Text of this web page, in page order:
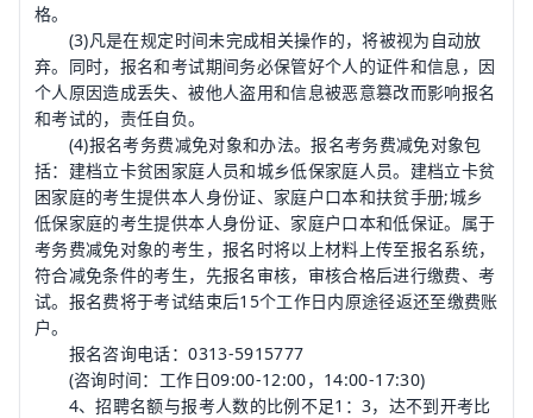
格。
(3)凡是在规定时间未完成相关操作的，将被视为自动放
弃。同时，报名和考试期间务必保管好个人的证件和信息，因
个人原因造成丢失、被他人盗用和信息被恶意篡改而影响报名
和考试的，责任自负。
(4)报名考务费减免对象和办法。报名考务费减免对象包
括：建档立卡贫困家庭人员和城乡低保家庭人员。建档立卡贫
困家庭的考生提供本人身份证、家庭户口本和扶贫手册;城乡
低保家庭的考生提供本人身份证、家庭户口本和低保证。属于
考务费减免对象的考生，报名时将以上材料上传至报名系统，
符合减免条件的考生，先报名审核，审核合格后进行缴费、考
试。报名费将于考试结束后15个工作日内原途径返还至缴费账
户。
报名咨询电话：0313-5915777
(咨询时间：工作日09:00-12:00，14:00-17:30)
4、招聘名额与报考人数的比例不足1：3，达不到开考比